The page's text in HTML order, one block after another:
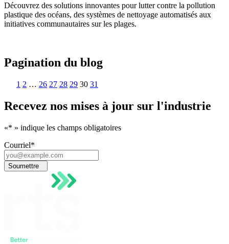
Découvrez des solutions innovantes pour lutter contre la pollution
plastique des océans, des systèmes de nettoyage automatisés aux
initiatives communautaires sur les plages.
Pagination du blog
1 2 … 26 27 28 29 30 31
Recevez nos mises à jour sur l'industrie
«* » indique les champs obligatoires
Courriel*
Soumettre